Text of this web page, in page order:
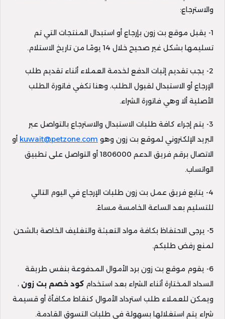
والاسترجاع:
1- يقبل موقع بت زون بإرجاع أو استبدال المنتجات التي تم
تسليمها بشكل غير صحيح خلال 14 يومًا من تاريخ الاستلام.
2- يجب تقديم إثبات الدفع لخدمة العملاء أثناء تقديم طلب
الإرجاع أو الاستبدال لقبول الطلب، وهنا تكفي فاتورة الطلب
الأصلية ألا وهي فاتورة الشراء.
3- يتم إجراء كافة طلبات الاستبدال والاسترجاع بالتواصل عبر
البريد الإلكتروني لموقع بت زون وهو kuwait@petzone.com أو
الاتصال برقم فريق الدعم 1806000 أو التواصل على تطبيق
الواتساب.
4- يتابع فريق عمل بت زون طلبات الإرجاع في اليوم التالي
للتسليم بعد الساعة الخامسة مساءً.
5- يرجى الاحتفاظ بكافة مواد التعبئة والتغليف الخاصة بالشحن
لمنع رفض طلبكم.
6- يقوم موقع بت زون برد الأموال المدفوعة بنفس طريقة
السداد المختارة أثناء الشراء بعد استخدام كود خصم بت زون ،
ويمكن للعملاء طلب استرداد الأموال كنقاط مكافأة أو قسيمة
شراء يتم استغلالها بسهولة في طلبات التسوق القادمة.